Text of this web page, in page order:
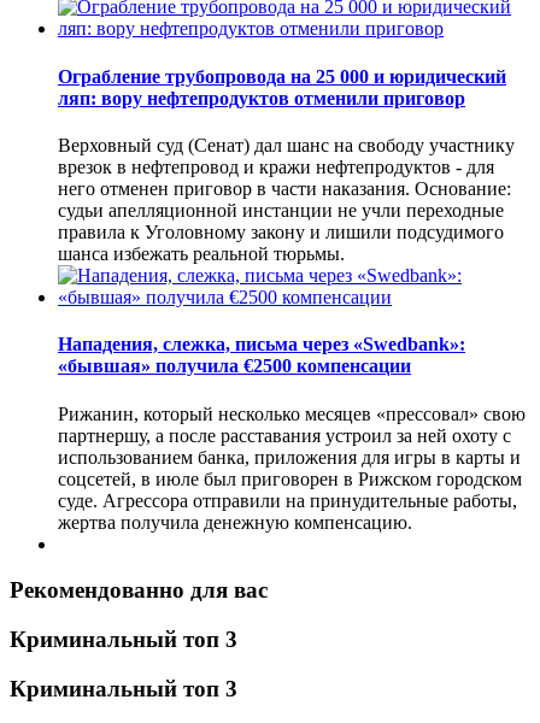
Ограбление трубопровода на 25 000 и юридический
ляп: вору нефтепродуктов отменили приговор
Верховный суд (Сенат) дал шанс на свободу участнику
врезок в нефтепровод и кражи нефтепродуктов - для
него отменен приговор в части наказания. Основание:
судьи апелляционной инстанции не учли переходные
правила к Уголовному закону и лишили подсудимого
шанса избежать реальной тюрьмы.
Нападения, слежка, письма через «Swedbank»:
«бывшая» получила €2500 компенсации
Рижанин, который несколько месяцев «прессовал» свою
партнершу, а после расставания устроил за ней охоту с
использованием банка, приложения для игры в карты и
соцсетей, в июле был приговорен в Рижском городском
суде. Агрессора отправили на принудительные работы,
жертва получила денежную компенсацию.
Рекомендованно для вас
Криминальный топ 3
Криминальный топ 3